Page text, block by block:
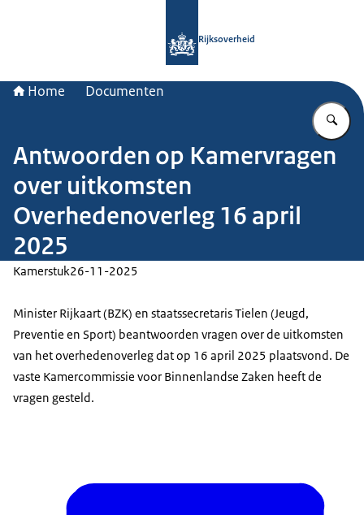
Rijksoverheid
Home Documenten
Antwoorden op Kamervragen
over uitkomsten
Overhedenoverleg 16 april
2025
Kamerstuk26-11-2025
Minister Rijkaart (BZK) en staatssecretaris Tielen (Jeugd,
Preventie en Sport) beantwoorden vragen over de uitkomsten
van het overhedenoverleg dat op 16 april 2025 plaatsvond. De
vaste Kamercommissie voor Binnenlandse Zaken heeft de
vragen gesteld.